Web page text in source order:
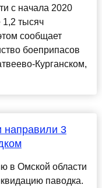
с начала 2020
1,2 тысяч
сообщает
боеприпасов
Курганском,
направили 3
в Омской области
паводка.